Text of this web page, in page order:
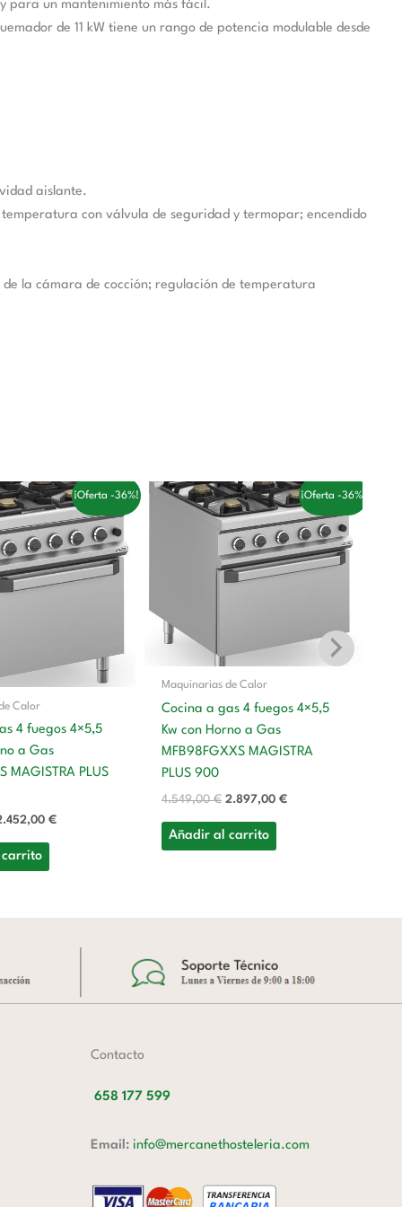
para un mantenimiento más fácil.
de 11 kW tiene un rango de potencia modulable desde
aislante.
con válvula de seguridad y termopar; encendido
la cámara de cocción; regulación de temperatura
¡Oferta -36%!
Calor
4 fuegos 4×5,5
a Gas
MAGISTRA PLUS
3.851,00 €.
€
El
precio
actual
es:
2.452,00 €.
¡Oferta -36%!
Maquinarias de Calor
Cocina a gas 4 fuegos 4×5,5
Kw con Horno a Gas
MFB98FGXXS MAGISTRA
PLUS 900
4.549,00€
El
precio
original
era:
4.549,00 €.
2.897,00 €
El
precio
actual
es:
2.897,00 €.
Añadir al carrito
Contacto
658 177 599
Email: info@mercanethosteleria.com